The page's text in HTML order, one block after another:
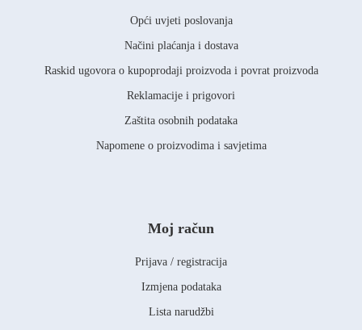
Opći uvjeti poslovanja
Načini plaćanja i dostava
Raskid ugovora o kupoprodaji proizvoda i povrat proizvoda
Reklamacije i prigovori
Zaštita osobnih podataka
Napomene o proizvodima i savjetima
Moj račun
Prijava / registracija
Izmjena podataka
Lista narudžbi